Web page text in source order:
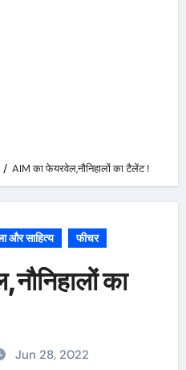
AIM का फेयरवेल,नौनिहालों का टैलेंट !
और साहित्य फीचर
का
Jun 28, 2022